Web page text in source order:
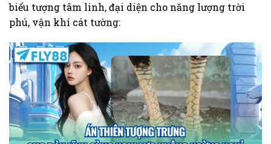
biểu tượng tâm linh, đại diện cho năng lượng trời
phú, vận khí cát tường: